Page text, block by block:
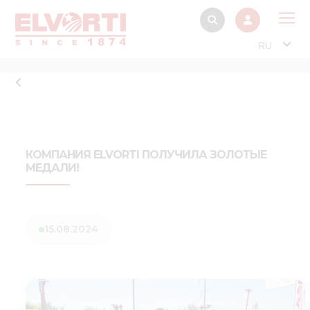
RU
КОМПАНИЯ ELVORTI ПОЛУЧИЛА ЗОЛОТЫЕ
МЕДАЛИ!